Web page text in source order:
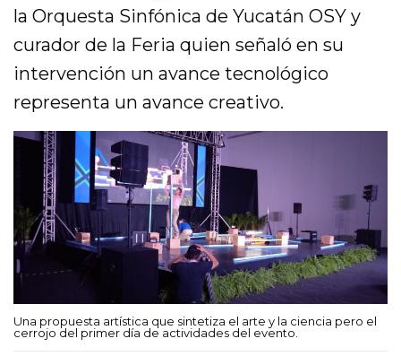
la Orquesta Sinfónica de Yucatán OSY y
curador de la Feria quien señaló en su
intervención un avance tecnológico
representa un avance creativo.
Una propuesta artística que sintetiza el arte y la ciencia pero el
cerrojo del primer día de actividades del evento.